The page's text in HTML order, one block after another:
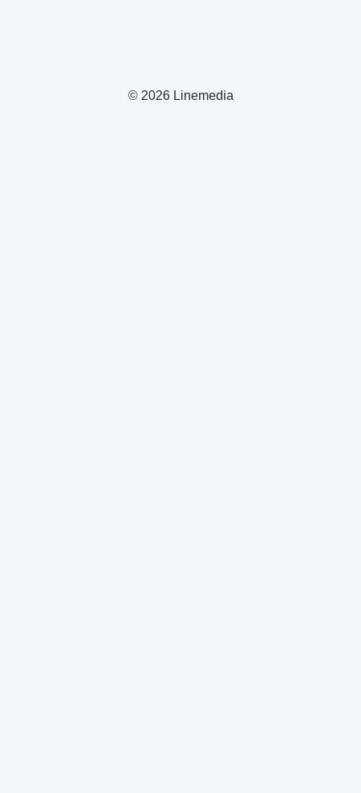
© 2026 Linemedia